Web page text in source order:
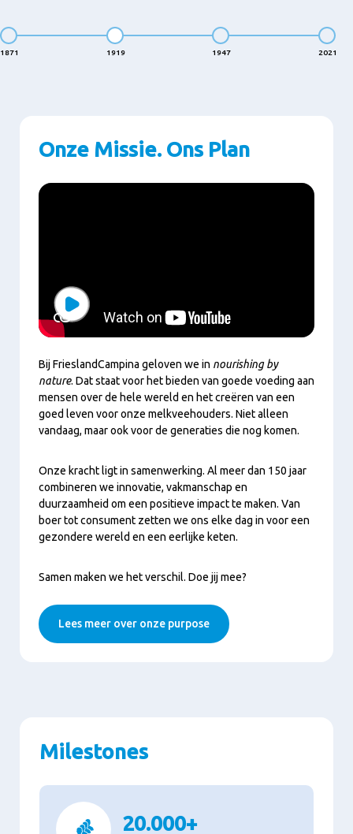
1871 1919 1947 2021
Onze Missie. Ons Plan
Play
Bij FrieslandCampina geloven we in nourishing by
nature. Dat staat voor het bieden van goede voeding aan
mensen over de hele wereld en het creëren van een
goed leven voor onze melkveehouders. Niet alleen
vandaag, maar ook voor de generaties die nog komen.
Onze kracht ligt in samenwerking. Al meer dan 150 jaar
combineren we innovatie, vakmanschap en
duurzaamheid om een positieve impact te maken. Van
boer tot consument zetten we ons elke dag in voor een
gezondere wereld en een eerlijke keten.
Samen maken we het verschil. Doe jij mee?
Lees meer over onze purpose
Milestones
20.000+